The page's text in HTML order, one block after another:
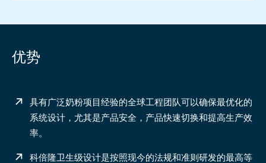
优势
具有广泛奶粉项目经验的全球工程团队可以确保最优化的
系统设计，尤其是产品安全，产品快速切换和提高生产效
率。
科倍隆卫生级设计是按照现今的法规和准则研发的最高等